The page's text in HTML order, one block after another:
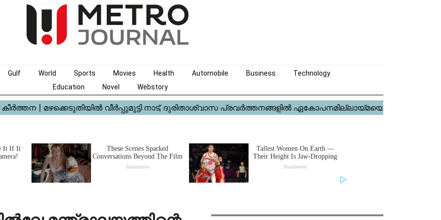
Gulf World Sports Movies Health Automobile Business
Technology
Education
Novel Webstory